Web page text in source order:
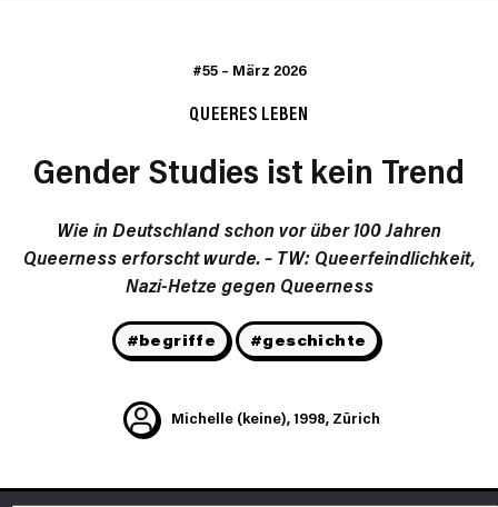
#55– März 2026
QUEERES LEBEN
Gender Studies ist kein Trend
Wie in Deutschland schon vor über 100 Jahren
Queerness erforscht wurde. – TW: Queerfeindlichkeit,
Nazi-Hetze gegen Queerness
#begriffe #geschichte
Michelle (keine), 1998, Zürich